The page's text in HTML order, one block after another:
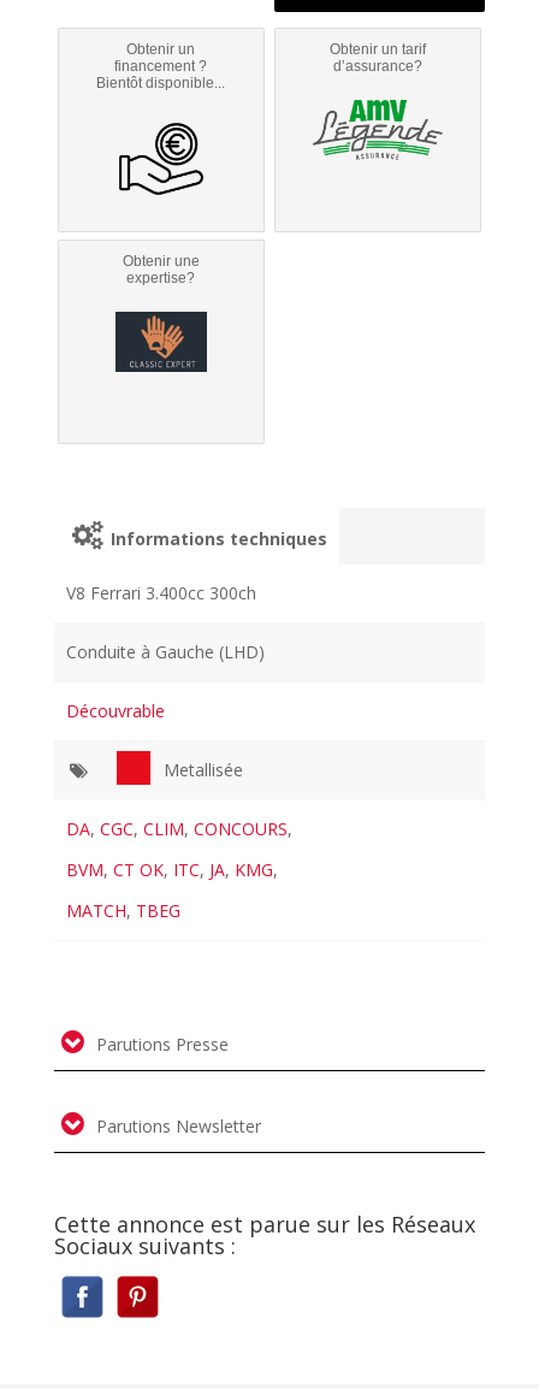
Obtenir un
financement ?
Bientôt disponible...
Obtenir un tarif
d’assurance?
Obtenir une
expertise?
Informations techniques
V8 Ferrari 3.400cc 300ch
Conduite à Gauche (LHD)
Découvrable
Metallisée
DA,CGC,CLIM,CONCOURS,
BVM,CT OK, ITC, JA, KMG,
MATCH, TBEG
Parutions Presse
Parutions Newsletter
Cette annonce est parue sur les Réseaux
Sociaux suivants :